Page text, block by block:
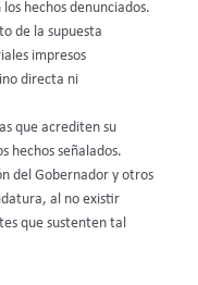
hechos denunciados.
de la supuesta
impresos
directa ni
que acrediten su
hechos señalados.
del Gobernador y otros
al no existir
que sustenten tal